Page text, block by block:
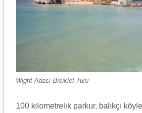
Wight Adası Bisiklet Turu
100 kilometrelik parkur, balıkçı